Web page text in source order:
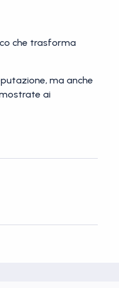
che trasforma
ma anche
ai